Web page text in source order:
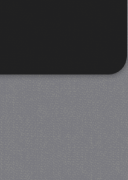
en accountbeheer. De